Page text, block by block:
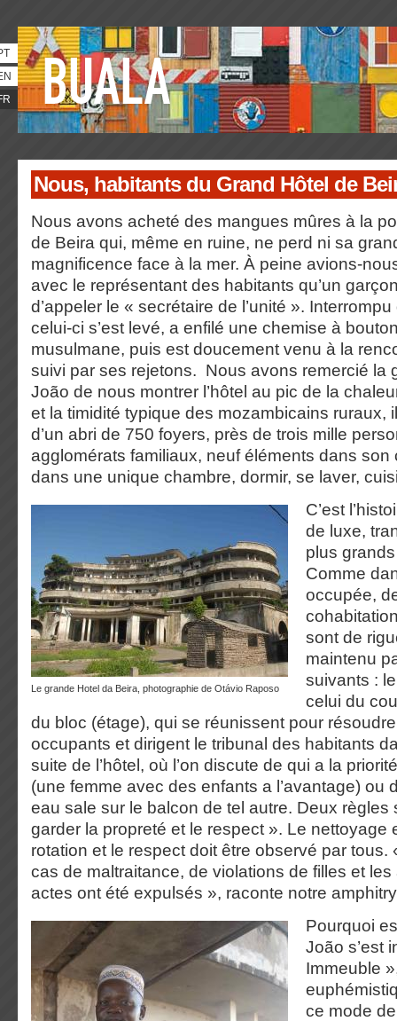
Nous, habitants du Grand Hôtel de
Nous avons acheté des mangues mûres à la
de Beira qui, même en ruine, ne perd ni sa
magnificence face à la mer. À peine avions-
avec le représentant des habitants qu’un
d’appeler le « secrétaire de l’unité ».
celui-ci s’est levé, a enfilé une chemise à
musulmane, puis est doucement venu à la
suivi par ses rejetons. Nous avons remercié la
João de nous montrer l’hôtel au pic de la
et la timidité typique des mozambicains ruraux,
d’un abri de 750 foyers, près de trois mille
agglomérats familiaux, neuf éléments dans son
dans une unique chambre, dormir, se laver,
Le grande Hotel da Beira, photographie de Otávio Raposo
C’est
de luxe,
plus
Comme
occupée,
sont de
maintenu
suivants :
celui du
du bloc (étage), qui se réunissent pour
occupants et dirigent le tribunal des habitants
suite de l’hôtel, où l’on discute de qui a la
(une femme avec des enfants a l’avantage) ou
eau sale sur le balcon de tel autre. Deux règles
garder la propreté et le respect ». Le nettoyage
rotation et le respect doit être observé par tous.
cas de maltraitance, de violations de filles et
actes ont été expulsés », raconte notre
Pourquoi
João s’est
Immeuble
ce mode